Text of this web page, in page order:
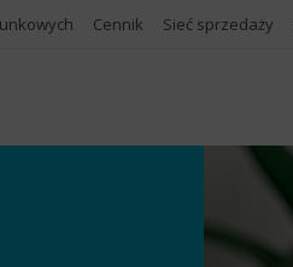
Cennik Sieć sprzedaży